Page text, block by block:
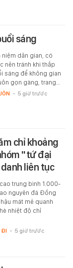
sáng
niệm dân gian, có
nên tránh khi thắp
sáng để không gian
gọn gàng, trang…
- 5 giờ trước
chỉ khoảng
"tứ đại
liên tục
trung bình 1.000-
nguyên đá Đồng
mát mẻ quanh
nhiệt độ chỉ
ĐI - 5 giờ trước